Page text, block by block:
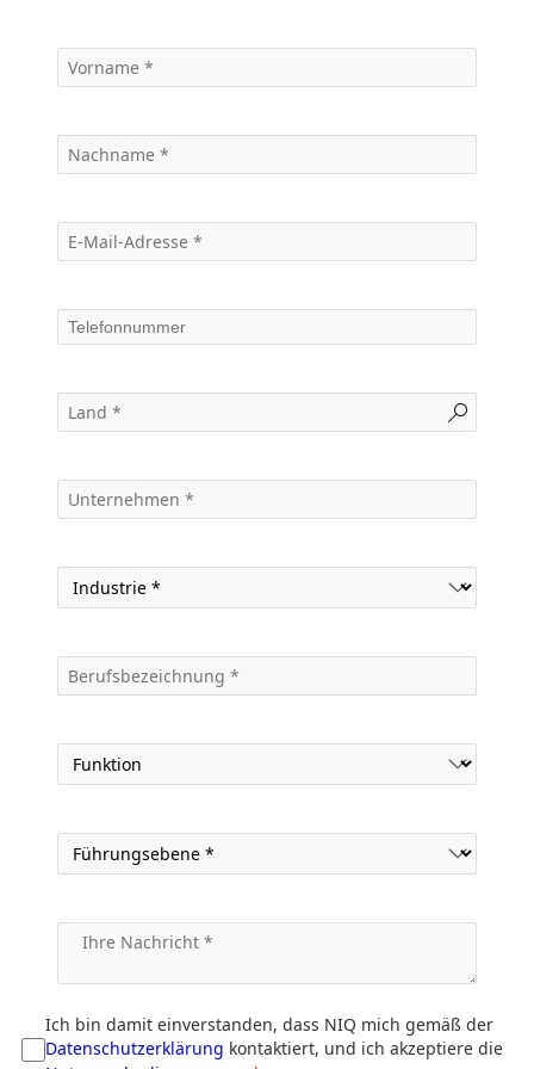
Ich bin damit einverstanden, dass NIQ mich gemäß der
Datenschutzerklärung kontaktiert, und ich akzeptiere die